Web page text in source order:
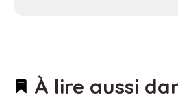
À lire aussi